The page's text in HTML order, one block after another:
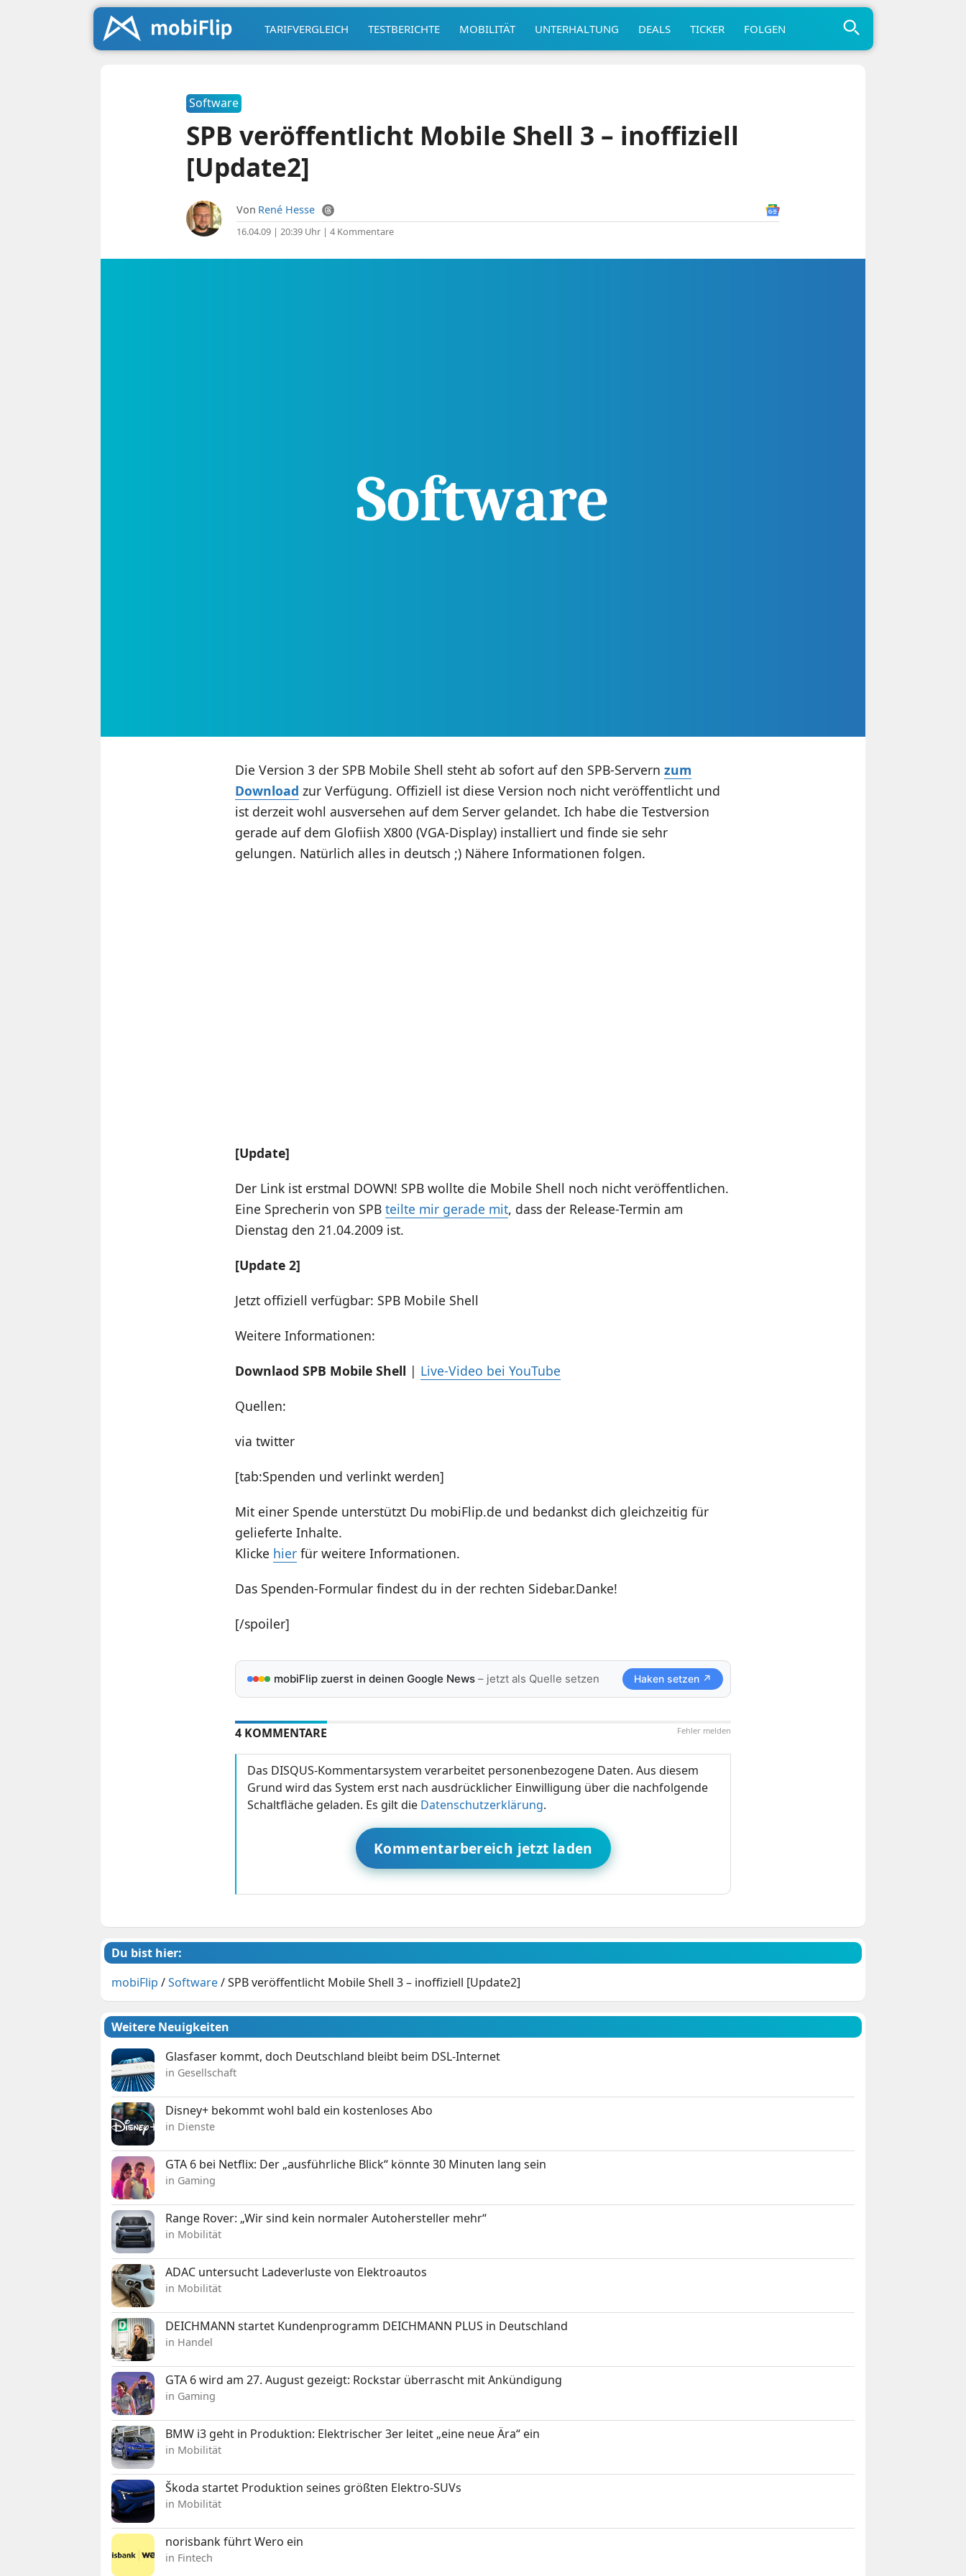
TARIFVERGLEICH TESTBERICHTE MOBILITÄT UNTERHALTUNG DEALS TICKER FOLGEN
Software
SPB veröffentlicht Mobile Shell 3 – inoffiziell
[Update2]
Von René Hesse
16.04.09 | 20:39 Uhr| 4 Kommentare
Die Version 3 der SPB Mobile Shell steht ab sofort auf den SPB-Servern zum
Download zur Verfügung. Offiziell ist diese Version noch nicht veröffentlicht und
ist derzeit wohl ausversehen auf dem Server gelandet. Ich habe die Testversion
gerade auf dem Glofiish X800 (VGA-Display) installiert und finde sie sehr
gelungen. Natürlich alles in deutsch ;) Nähere Informationen folgen.
[Update]
Der Link ist erstmal DOWN! SPB wollte die Mobile Shell noch nicht veröffentlichen.
Eine Sprecherin von SPB teilte mir gerade mit, dass der Release-Termin am
Dienstag den 21.04.2009 ist.
[Update 2]
Jetzt offiziell verfügbar: SPB Mobile Shell
Weitere Informationen:
Downlaod SPB Mobile Shell | Live-Video bei YouTube
Quellen:
via twitter
[tab:Spenden und verlinkt werden]
Mit einer Spende unterstützt Du mobiFlip.de und bedankst dich gleichzeitig für
gelieferte Inhalte.
Klicke hierfür weitere Informationen.
Das Spenden-Formular findest du in der rechten Sidebar.Danke!
[/spoiler]
mobiFlip zuerst in deinen Google News– jetzt als Quelle setzen Haken setzen ↗
Fehler melden
4 KOMMENTARE
Das DISQUS-Kommentarsystem verarbeitet personenbezogene Daten. Aus diesem
Grund wird das System erst nach ausdrücklicher Einwilligung über die nachfolgende
Schaltfläche geladen. Es gilt die Datenschutzerklärung.
Kommentarbereich jetzt laden
Du bist hier:
mobiFlip /Software/SPB veröffentlicht Mobile Shell 3 – inoffiziell [Update2]
Weitere Neuigkeiten
Glasfaser kommt, doch Deutschland bleibt beim DSL-Internet
in Gesellschaft
Disney+ bekommt wohl bald ein kostenloses Abo
in Dienste
GTA 6 bei Netflix: Der „ausführliche Blick“ könnte 30 Minuten lang sein
in Gaming
Range Rover: „Wir sind kein normaler Autohersteller mehr“
in Mobilität
ADAC untersucht Ladeverluste von Elektroautos
in Mobilität
DEICHMANN startet Kundenprogramm DEICHMANN PLUS in Deutschland
in Handel
GTA 6 wird am 27. August gezeigt: Rockstar überrascht mit Ankündigung
in Gaming
BMW i3 geht in Produktion: Elektrischer 3er leitet „eine neue Ära“ ein
in Mobilität
Škoda startet Produktion seines größten Elektro-SUVs
in Mobilität
norisbank führt Wero ein
in Fintech